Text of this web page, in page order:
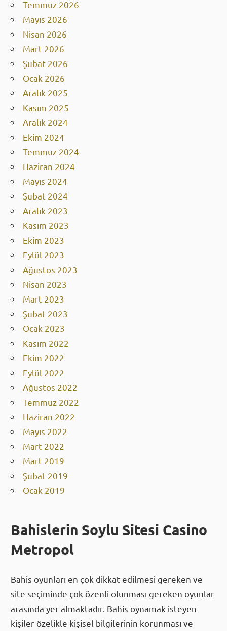
Temmuz 2026
Mayıs 2026
Nisan 2026
Mart 2026
Şubat 2026
Ocak 2026
Aralık 2025
Kasım 2025
Aralık 2024
Ekim 2024
Temmuz 2024
Haziran 2024
Mayıs 2024
Şubat 2024
Aralık 2023
Kasım 2023
Ekim 2023
Eylül 2023
Ağustos 2023
Nisan 2023
Mart 2023
Şubat 2023
Ocak 2023
Kasım 2022
Ekim 2022
Eylül 2022
Ağustos 2022
Temmuz 2022
Haziran 2022
Mayıs 2022
Mart 2022
Mart 2019
Şubat 2019
Ocak 2019
Bahislerin Soylu Sitesi Casino
Metropol
Bahis oyunları en çok dikkat edilmesi gereken ve
site seçiminde çok özenli olunması gereken oyunlar
arasında yer almaktadır. Bahis oynamak isteyen
kişiler özelikle kişisel bilgilerinin korunması ve